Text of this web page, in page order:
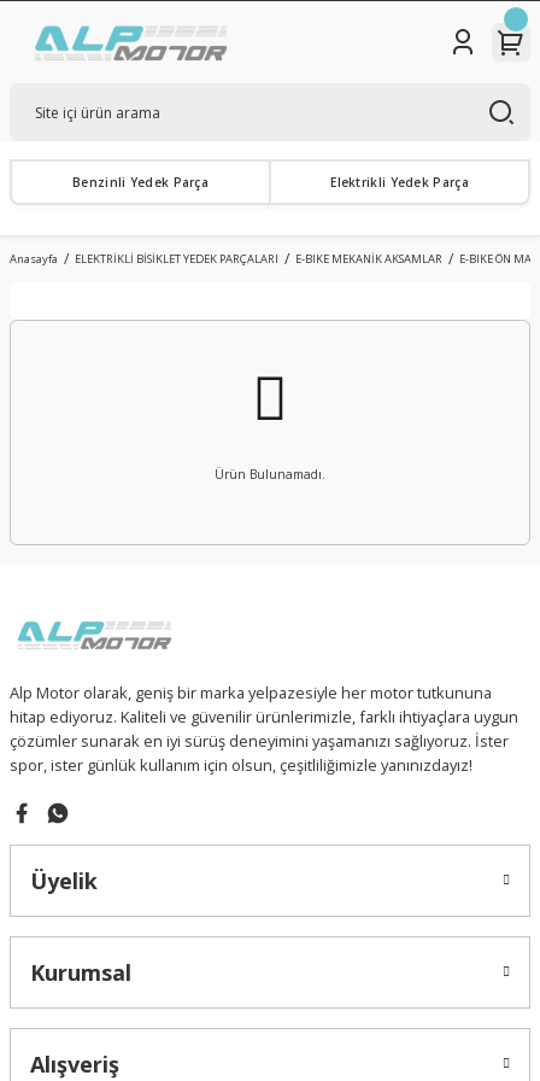
Benzinli Yedek Parça Elektrikli Yedek Parça
Anasayfa ELEKTRİKLİ BİSİKLET YEDEK PARÇALARI E-BIKE MEKANİK AKSAMLAR E-BIKE ÖN
Ürün Bulunamadı.
Alp Motor olarak, geniş bir marka yelpazesiyle her motor tutkununa
hitap ediyoruz. Kaliteli ve güvenilir ürünlerimizle, farklı ihtiyaçlara uygun
çözümler sunarak en iyi sürüş deneyimini yaşamanızı sağlıyoruz. İster
spor, ister günlük kullanım için olsun, çeşitliliğimizle yanınızdayız!
Üyelik
Kurumsal
Alışveriş